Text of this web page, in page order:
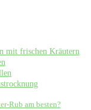
mit frischen Kräutern
Rub am besten?